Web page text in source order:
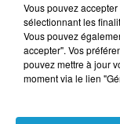
Taille maximum :
Votre CV
pour les audios.
Vous pouvez
sélectionnant les
Vous pouvez
accepter". Vos
pouvez mettre à jour
moment via le lien